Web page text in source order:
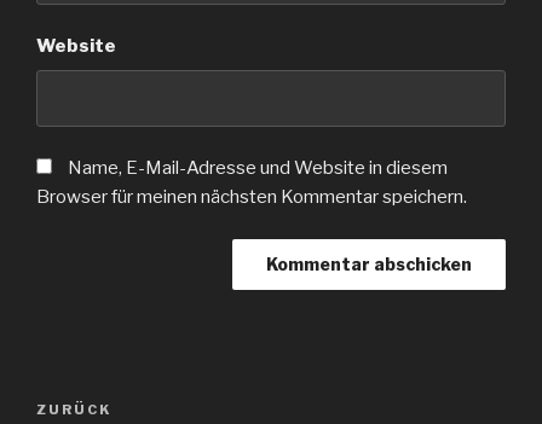
Website
Name, E-Mail-Adresse und Website in diesem
Browser für meinen nächsten Kommentar speichern.
Beitragsnavigation
Vorheriger
ZURÜCK